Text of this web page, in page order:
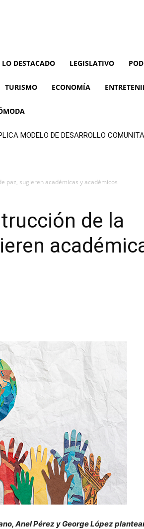
LO DESTACADO LEGISLATIVO
TURISMO ECONOMÍA
MODELO DE DESARROLLO
paz, sugieren académicas y académicos
de la
Anel Pérez y George López